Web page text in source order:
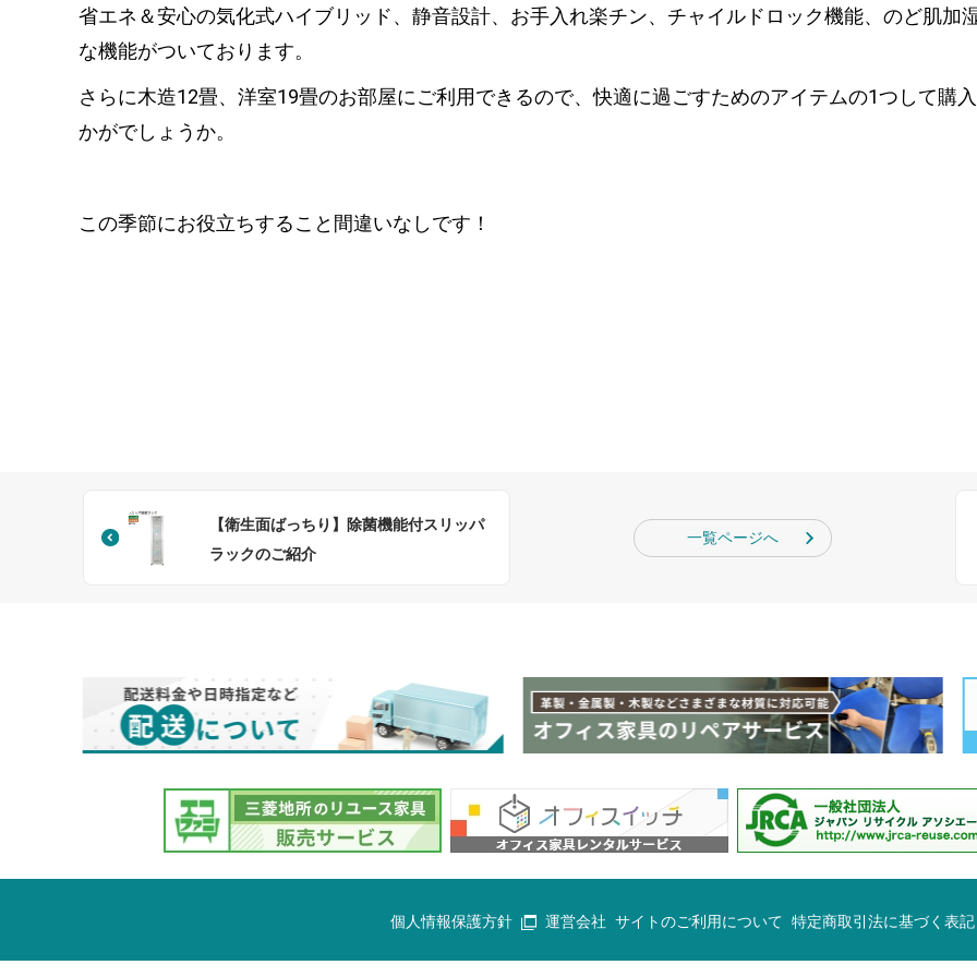
省エネ＆安心の気化式ハイブリッド、静音設計、お手入れ楽チン、チャイルドロック機能、のど肌加
な機能がついております。
さらに木造12畳、洋室19畳のお部屋にご利用できるので、快適に過ごすためのアイテムの1つして購
かがでしょうか。
この季節にお役立ちすること間違いなしです！
【衛生面ばっちり】除菌機能付スリッパ
ラックのご紹介
一覧ページへ
個人情報保護方針 運営会社 サイトのご利用について 特定商取引法に基づく表記